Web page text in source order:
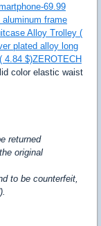
69.99
frame
Alloy Trolley (
plated alloy long
4.84 $)ZEROTECH
color elastic waist
returned
original
to be counterfeit,